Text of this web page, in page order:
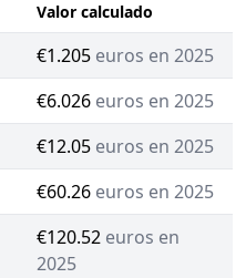
Valor calculado
€1.205 euros en 2025
€6.026 euros en 2025
€12.05 euros en 2025
€60.26 euros en 2025
€120.52 euros en
2025